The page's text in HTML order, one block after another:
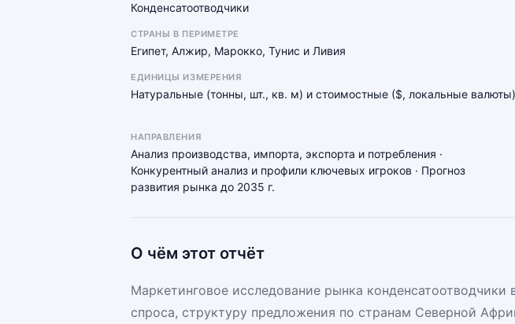
Конденсатоотводчики
СТРАНЫ В ПЕРИМЕТРЕ
Египет, Алжир, Марокко, Тунис и Ливия
ЕДИНИЦЫ ИЗМЕРЕНИЯ
Натуральные (тонны, шт., кв. м) и стоимостные ($, локальные валюты)
НАПРАВЛЕНИЯ
Анализ производства, импорта, экспорта и потребления ·
Конкурентный анализ и профили ключевых игроков · Прогноз
развития рынка до 2035 г.
О чём этот отчёт
Маркетинговое исследование рынка
спроса, структуру предложения по странам Северной